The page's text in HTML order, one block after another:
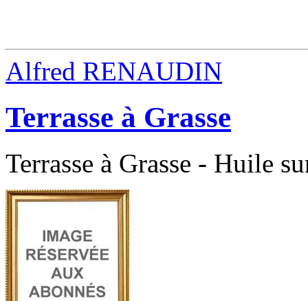
Alfred RENAUDIN
Terrasse à Grasse
Terrasse à Grasse - Huile